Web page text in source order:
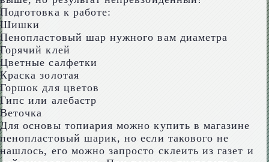
Подготовка к работе:
Шишки
Пенопластовый шар нужного вам диаметра
Горячий клей
Цветные салфетки
Краска золотая
Горшок для цветов
Гипс или алебастр
Веточка
Для основы топиария можно купить в магазине
пенопластовый шарик, но если такового не
нашлось, его можно запросто склеить из газет и